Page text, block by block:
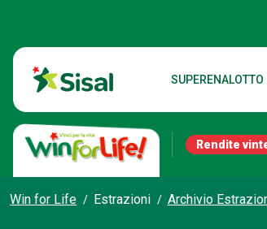
SUPERENALOTTO
Rendite
Win for Life Estrazioni Archivio